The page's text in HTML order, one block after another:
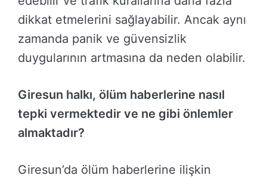
dikkat etmelerini sağlayabilir. Ancak aynı
zamanda panik ve güvensizlik
duygularının artmasına da neden olabilir.
Giresun halkı, ölüm haberlerine nasıl
tepki vermektedir ve ne gibi önlemler
almaktadır?
Giresun’da ölüm haberlerine ilişkin